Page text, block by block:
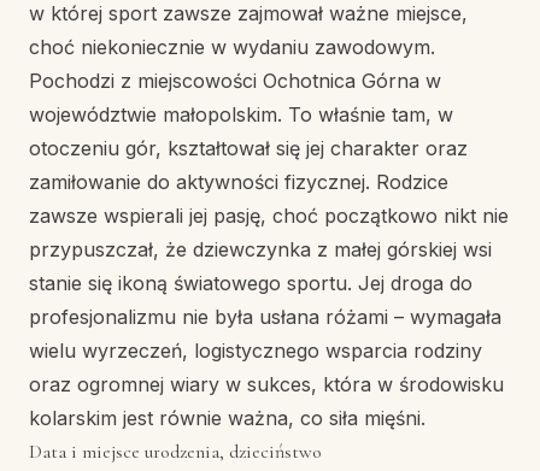
w której sport zawsze zajmował ważne miejsce,
choć niekoniecznie w wydaniu zawodowym.
Pochodzi z miejscowości Ochotnica Górna w
województwie małopolskim. To właśnie tam, w
otoczeniu gór, kształtował się jej charakter oraz
zamiłowanie do aktywności fizycznej. Rodzice
zawsze wspierali jej pasję, choć początkowo nikt nie
przypuszczał, że dziewczynka z małej górskiej wsi
stanie się ikoną światowego sportu. Jej droga do
profesjonalizmu nie była usłana różami – wymagała
wielu wyrzeczeń, logistycznego wsparcia rodziny
oraz ogromnej wiary w sukces, która w środowisku
kolarskim jest równie ważna, co siła mięśni.
Data i miejsce urodzenia, dzieciństwo